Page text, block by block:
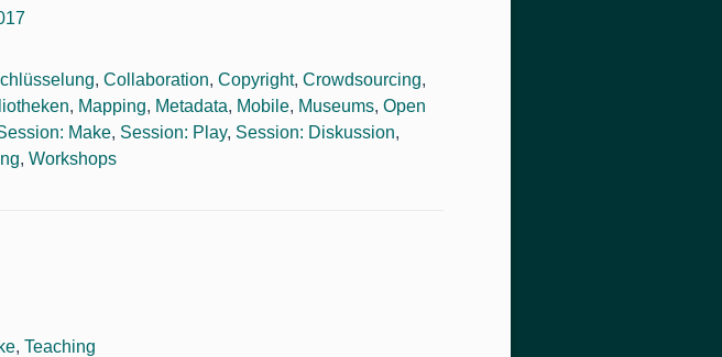
, Collaboration, Copyright, Crowdsourcing,
, Mapping, Metadata, Mobile, Museums, Open
Make, Session: Play, Session: Diskussion,
, Workshops
, Teaching